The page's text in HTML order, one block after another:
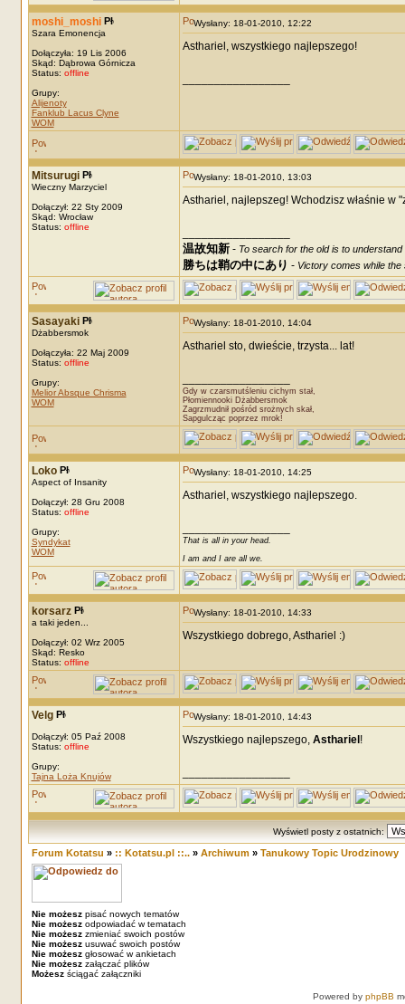
moshi_moshi
Szara Emonencja
Dołączyła: 19 Lis 2006
Skąd: Dąbrowa Górnicza
Status: offline
Grupy:
Alijenoty
Fanklub Lacus Clyne
WOM
Wysłany: 18-01-2010, 12:22
Asthariel, wszystkiego najlepszego!
Mitsurugi
Wieczny Marzyciel
Dołączył: 22 Sty 2009
Skąd: Wrocław
Status: offline
Wysłany: 18-01-2010, 13:03
Asthariel, najlepszeg! Wchodzisz właśnie w
温故知新- To search for the old is to understand
勝ちは鞘の中にあり - Victory comes while
Sasayaki
Dżabbersmok
Dołączyła: 22 Maj 2009
Status: offline
Grupy:
Melior Absque Chrisma
WOM
Wysłany: 18-01-2010, 14:04
Asthariel sto, dwieście, trzysta... lat!
Gdy w czarsmutśleniu cichym stał,
Płomiennooki Dżabbersmok
Zagrzmudnił pośród srożnych skał,
Sapgulcząc poprzez mrok!
Loko
Aspect of Insanity
Dołączył: 28 Gru 2008
Status: offline
Grupy:
Syndykat
WOM
Wysłany: 18-01-2010, 14:25
Asthariel, wszystkiego najlepszego.
That is all in your head.
I am and I are all we.
korsarz
a taki jeden...
Dołączył: 02 Wrz 2005
Skąd: Resko
Status: offline
Wysłany: 18-01-2010, 14:33
Wszystkiego dobrego, Asthariel :)
Velg
Dołączył: 05 Paź 2008
Status: offline
Grupy:
Tajna Loża Knujów
Wysłany: 18-01-2010, 14:43
Wszystkiego najlepszego, Asthariel !
Wyświetl posty z ostatnich:
Forum Kotatsu » :: Kotatsu.pl ::..» Archiwum» Tanukowy Topic Urodzinowy
Nie możeszpisać nowych tematów
Nie możeszodpowiadać w tematach
Nie możeszzmieniać swoich postów
Nie możeszusuwać swoich postów
Nie możeszgłosować w ankietach
Nie możeszzałączać plików
Możeszściągać załączniki
Powered by phpBB